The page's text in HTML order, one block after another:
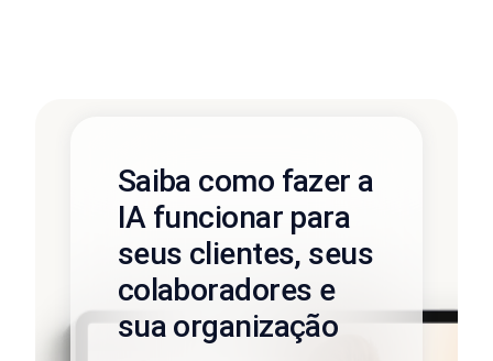
Saiba como fazer a
IA funcionar para
seus clientes, seus
colaboradores e
sua organização